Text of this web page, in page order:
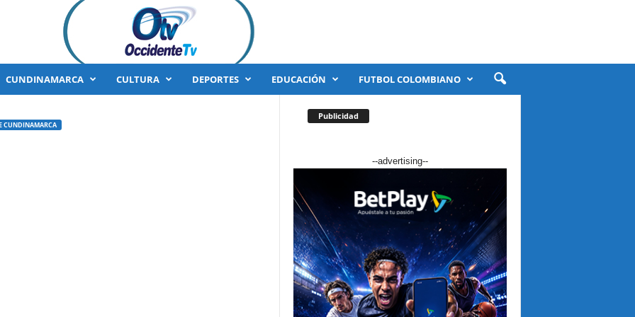
CUNDINAMARCA CULTURA DEPORTES EDUCACIÓN FUTBOL COLOMBIANO
CUNDINAMARCA
Publicidad
--advertising--